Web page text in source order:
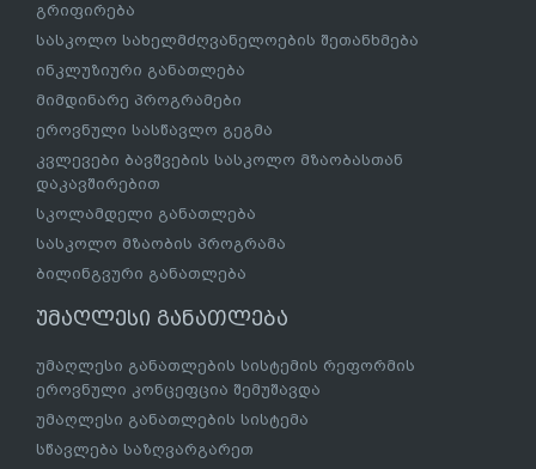
გრიფირება
სასკოლო სახელმძღვანელოების შეთანხმება
ინკლუზიური განათლება
მიმდინარე პროგრამები
ეროვნული სასწავლო გეგმა
კვლევები ბავშვების სასკოლო მზაობასთან
დაკავშირებით
სკოლამდელი განათლება
სასკოლო მზაობის პროგრამა
ბილინგვური განათლება
უმაღლესი განათლება
უმაღლესი განათლების სისტემის რეფორმის
ეროვნული კონცეფცია შემუშავდა
უმაღლესი განათლების სისტემა
სწავლება საზღვარგარეთ